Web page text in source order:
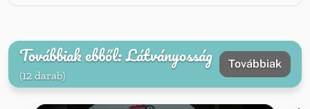
Továbbiak ebből: Látványosság
(12 darab)
Továbbiak